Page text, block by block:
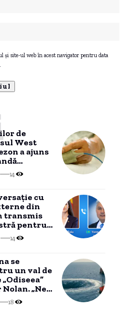
și site-ul web în acest navigator pentru data
de
West
a ajuns
14
cu
din
transmis
pentru
de
14
se
un val de
„Ne-
18